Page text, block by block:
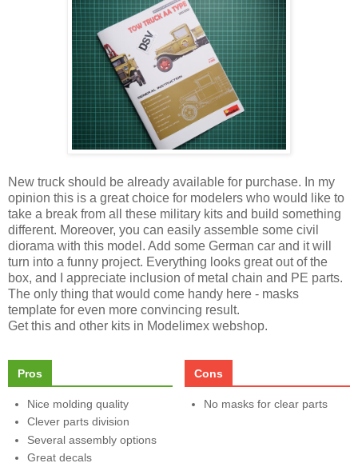
New truck should be already available for purchase. In my
opinion this is a great choice for modelers who would like to
take a break from all these military kits and build something
different. Moreover, you can easily assemble some civil
diorama with this model. Add some German car and it will
turn into a funny project. Everything looks great out of the
box, and I appreciate inclusion of metal chain and PE parts.
The only thing that would come handy here - masks
template for even more convincing result.
Get this and other kits in Modelimex webshop.
Pros
Nice molding quality
Clever parts division
Several assembly options
Great decals
Cons
No masks for clear parts